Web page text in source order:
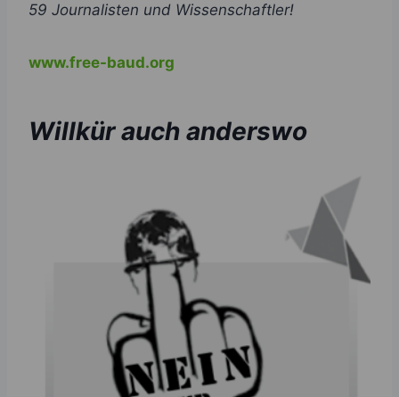
59 Journalisten und Wissenschaftler!
www.free-baud.org
Willkür auch anderswo